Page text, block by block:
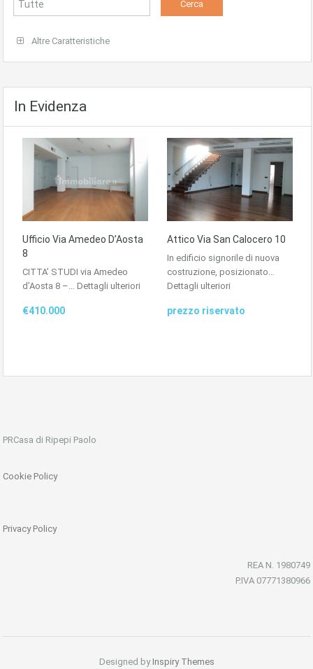
Altre Caratteristiche
In Evidenza
Ufficio Via Amedeo D’Aosta
8
CITTA’ STUDI via Amedeo
d’Aosta 8 –… Dettagli ulteriori
€410.000
Attico Via San Calocero 10
In edificio signorile di nuova
costruzione, posizionato…
Dettagli ulteriori
prezzo riservato
PRCasa di Ripepi Paolo
Cookie Policy
Privacy Policy
REA N. 1980749
P.IVA 07771380966
Designed by Inspiry Themes